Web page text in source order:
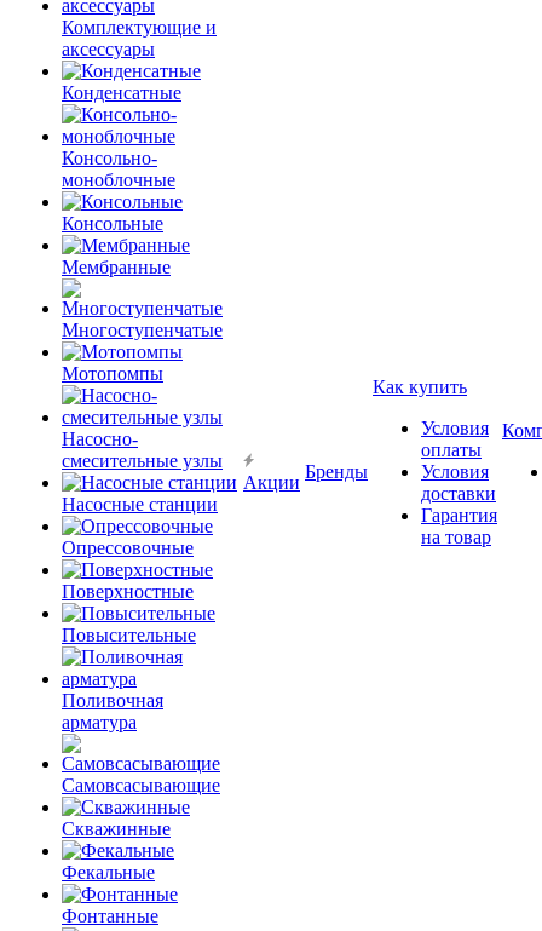
Комплектующие и
аксессуары
Конденсатные
Консольно-
моноблочные
Консольные
Мембранные
Многоступенчатые
Мотопомпы
Насосно-
смесительные узлы
Насосные станции
Опрессовочные
Поверхностные
Повысительные
Поливочная
арматура
Самовсасывающие
Скважинные
Фекальные
Фонтанные
Акции
Бренды
Как купить
Условия
оплаты
Условия
доставки
Гарантия
на товар